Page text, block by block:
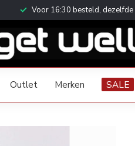
Voor 16:30 besteld,
Outlet Merken SALE